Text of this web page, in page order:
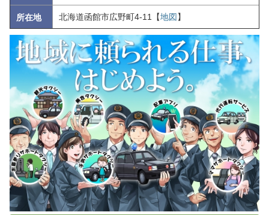
所在地 北海道函館市広野町4-11【地図 】